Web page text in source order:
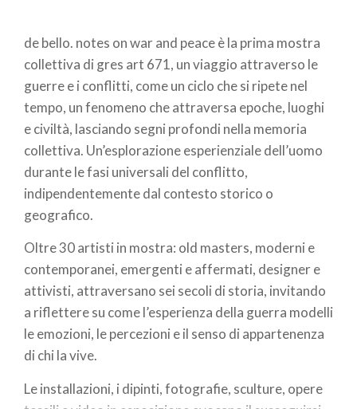
pane
de bello. notes on war and peace è la prima mostra
collettiva di gres art 671, un viaggio attraverso le
guerre e i conflitti, come un ciclo che si ripete nel
tempo, un fenomeno che attraversa epoche, luoghi
e civiltà, lasciando segni profondi nella memoria
collettiva. Un’esplorazione esperienziale dell’uomo
durante le fasi universali del conflitto,
indipendentemente dal contesto storico o
geografico.
Oltre 30 artisti in mostra: old masters, moderni e
contemporanei, emergenti e affermati, designer e
attivisti, attraversano sei secoli di storia, invitando
a riflettere su come l’esperienza della guerra modelli
le emozioni, le percezioni e il senso di appartenenza
di chi la vive.
Le installazioni, i dipinti, fotografie, sculture, opere